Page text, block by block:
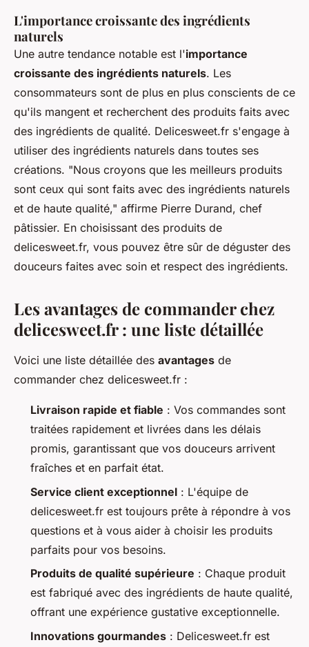
L'importance croissante des ingrédients
naturels
Une autre tendance notable est l'importance
croissante des ingrédients naturels. Les
consommateurs sont de plus en plus conscients de ce
qu'ils mangent et recherchent des produits faits avec
des ingrédients de qualité. Delicesweet.fr s'engage à
utiliser des ingrédients naturels dans toutes ses
créations. "Nous croyons que les meilleurs produits
sont ceux qui sont faits avec des ingrédients naturels
et de haute qualité," affirme Pierre Durand, chef
pâtissier. En choisissant des produits de
delicesweet.fr, vous pouvez être sûr de déguster des
douceurs faites avec soin et respect des ingrédients.
Les avantages de commander chez
delicesweet.fr : une liste détaillée
Voici une liste détaillée des avantages de
commander chez delicesweet.fr :
Livraison rapide et fiable : Vos commandes sont
traitées rapidement et livrées dans les délais
promis, garantissant que vos douceurs arrivent
fraîches et en parfait état.
Service client exceptionnel : L'équipe de
delicesweet.fr est toujours prête à répondre à vos
questions et à vous aider à choisir les produits
parfaits pour vos besoins.
Produits de qualité supérieure : Chaque produit
est fabriqué avec des ingrédients de haute qualité,
offrant une expérience gustative exceptionnelle.
Innovations gourmandes : Delicesweet.fr est